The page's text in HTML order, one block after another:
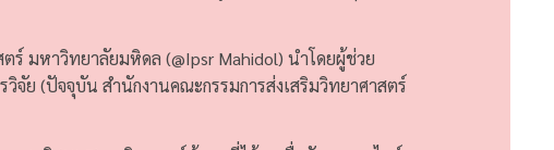
ร์ มหาวิทยาลัยมหิดล (@Ipsr Mahidol) นำโดยผู้ช่วย
ย (ปัจจุบัน สำนักงานคณะกรรมการส่งเสริมวิทยาศาสตร์